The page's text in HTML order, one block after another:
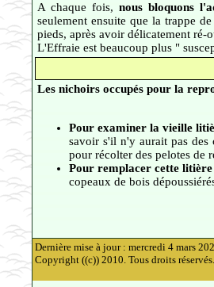
A chaque fois, nous bloquons
seulement ensuite que la trappe
pieds, après avoir délicatement ré-
L'Effraie est beaucoup plus "
Les nichoirs occupés pour la
Pour examiner la vieille
savoir s'il n'y aurait pas des
pour récolter des pelotes de
Pour remplacer cette litière
copeaux de bois
Dernière mise à jour : mercredi 4 mars
Copyright ((c)) 2010. Tous droits réservés.